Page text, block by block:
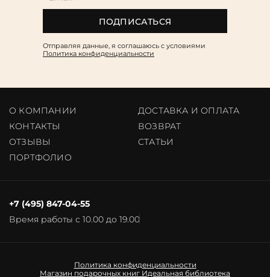
ПОДПИСАТЬСЯ
Отправляя данные, я соглашаюсь c условиями
Политика конфиденциальности
О КОМПАНИИ
ДОСТАВКА И ОПЛАТА
КОНТАКТЫ
ВОЗВРАТ
ОТЗЫВЫ
CТАТЬИ
ПОРТФОЛИО
Время работы с 10.00 до 19.00
+7 (495) 847-04-55
Политика конфиденциальности
Магазин подарочных книг Идеальная библиотека